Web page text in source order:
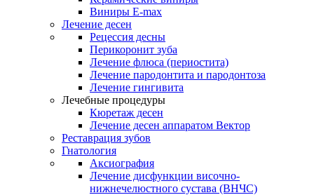
Виниры E-max
Лечение десен
Рецессия десны
Перикоронит зуба
Лечение флюса (периостита)
Лечение пародонтита и пародонтоза
Лечение гингивита
Лечебные процедуры
Кюретаж десен
Лечение десен аппаратом Вектор
Реставрация зубов
Гнатология
Аксиография
Лечение дисфункции височно-
нижнечелюстного сустава (ВНЧС)